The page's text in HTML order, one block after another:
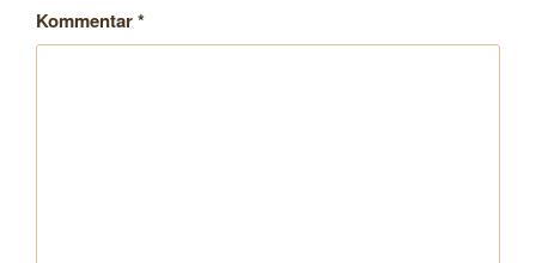
Kommentar*